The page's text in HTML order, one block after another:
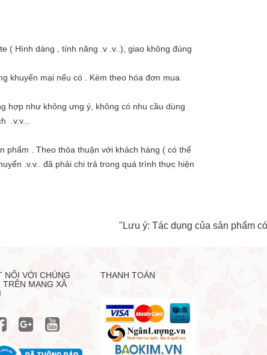
( Hình dáng , tính năng .v .v..), giao không đúng
khuyến mại nếu có . Kèm theo hóa đơn mua
hợp như không ưng ý, không có nhu cầu dùng
.v.v...
phẩm . Theo thỏa thuận với khách hàng ( có thể
.v.v.. đã phải chi trả trong quá trình thực hiện
"Lưu ý: Tác dụng của sản phẩm
NỐI VỚI CHÚNG
TRÊN MẠNG XÃ
THANH TOÁN